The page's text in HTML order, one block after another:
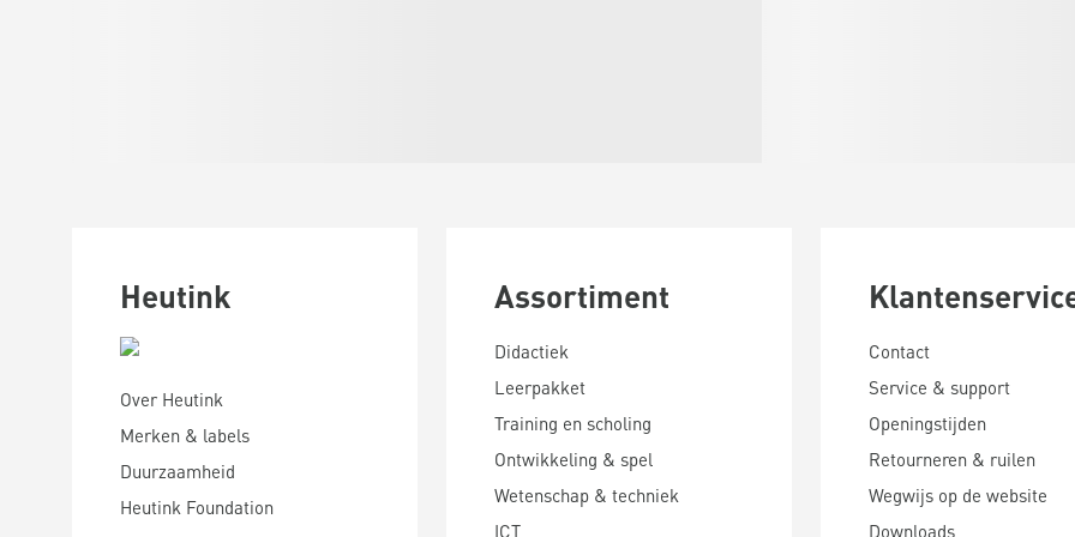
Heutink
Over Heutink
Merken & labels
Duurzaamheid
Heutink Foundation
Assortiment
Didactiek
Leerpakket
Training en scholing
Ontwikkeling & spel
Wetenschap & techniek
ICT
Contact
Service & support
Openingstijden
Retourneren & ruilen
Wegwijs op de website
Downloads